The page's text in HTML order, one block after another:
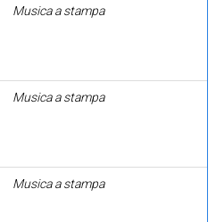
Musica a stampa
Musica a stampa
Musica a stampa